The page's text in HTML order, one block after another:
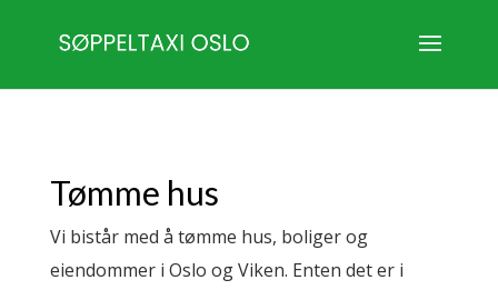
Tømme hus
Vi bistår med å tømme hus, boliger og
eiendommer i Oslo og Viken. Enten det er i